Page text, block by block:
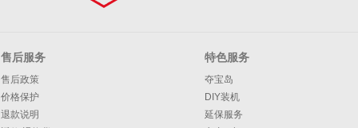
售后服务
售后政策
价格保护
退款说明
特色服务
夺宝岛
DIY装机
延保服务